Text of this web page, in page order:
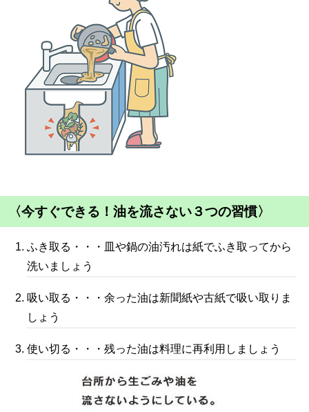
〈今すぐできる！油を流さない３つの習慣〉
ふき取る・・・皿や鍋の油汚れは紙でふき取ってから
洗いましょう
吸い取る・・・余った油は新聞紙や古紙で吸い取りま
しょう
使い切る・・・残った油は料理に再利用しましょう